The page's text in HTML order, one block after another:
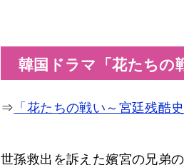
韓国ドラマ「花たちの
⇒ 「花たちの戦い～宮廷残酷
世孫救出を訴えた嬪宮の兄弟